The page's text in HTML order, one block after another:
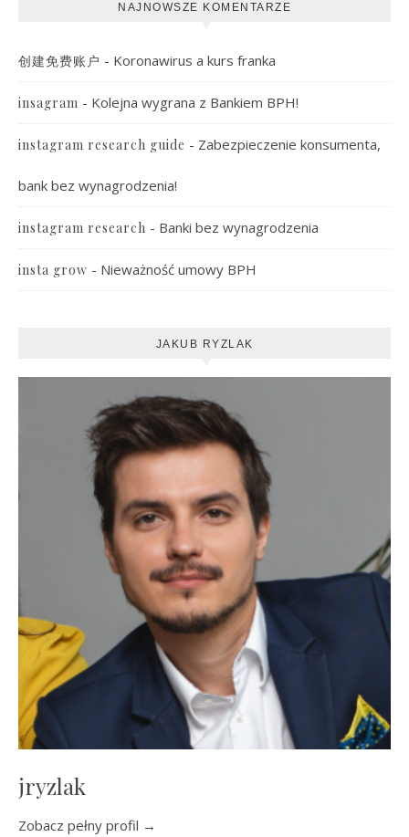
NAJNOWSZE KOMENTARZE
创建免费账户 - Koronawirus a kurs franka
insagram - Kolejna wygrana z Bankiem BPH!
instagram research guide - Zabezpieczenie konsumenta,
bank bez wynagrodzenia!
instagram research - Banki bez wynagrodzenia
insta grow - Nieważność umowy BPH
JAKUB RYZLAK
jryzlak
Zobacz pełny profil →